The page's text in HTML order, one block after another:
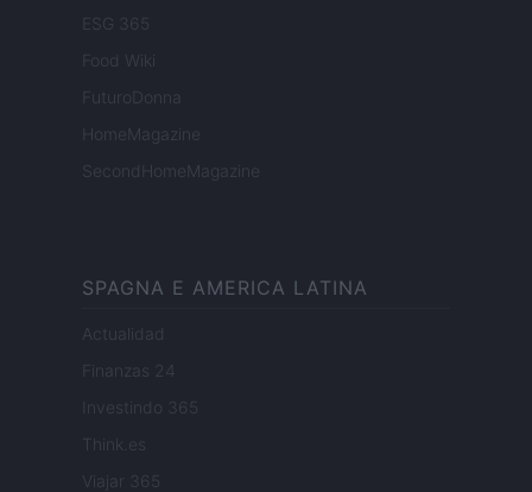
ESG 365
Food Wiki
FuturoDonna
HomeMagazine
SecondHomeMagazine
SPAGNA E AMERICA LATINA
Actualidad
Finanzas 24
Investindo 365
Think.es
Viajar 365